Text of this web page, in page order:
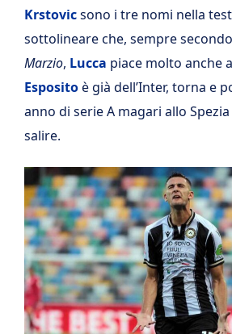
Krstovicsono i tre nomi nella
sottolineare che, sempre secondo
Marzio, Lucca piace molto anche
Espositoè già dell’Inter, torna e
anno di serie A magari allo
salire.